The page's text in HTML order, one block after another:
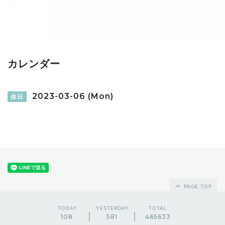
カレンダー
休日 2023-03-06 (Mon)
PAGE TOP
TODAY
108
YESTERDAY
581
TOTAL
465633